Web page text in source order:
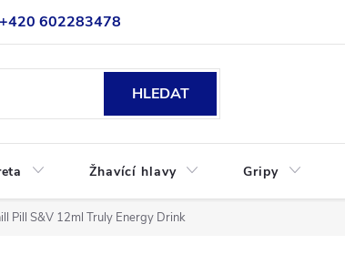
+420 602283478
HLEDAT
Žhavící hlavy Gripy
Pill S&V 12ml Truly Energy Drink